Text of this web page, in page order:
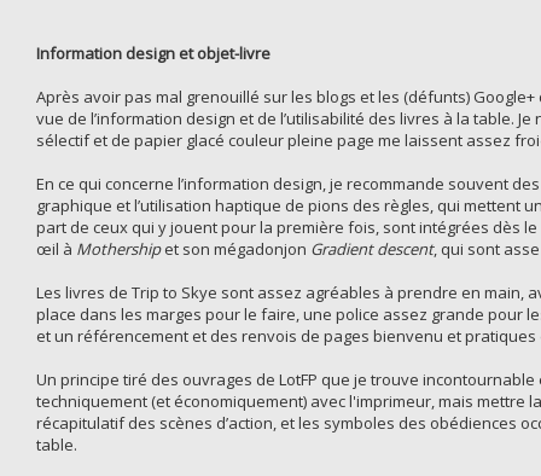
Information design et objet-livre
Après avoir pas mal grenouillé sur les blogs et les (défunts)
vue de l’information design et de l’utilisabilité des livres à la table.
sélectif et de papier glacé couleur pleine page me laissent assez
En ce qui concerne l’information design, je recommande souvent
graphique et l’utilisation haptique de pions des règles, qui mettent
part de ceux qui y jouent pour la première fois, sont intégrées dès
œil à Mothershipet son mégadonjon Gradient descent, qui sont
Les livres de Trip to Skye sont assez agréables à prendre en
place dans les marges pour le faire, une police assez grande pour
et un référencement et des renvois de pages bienvenu et pratiques
Un principe tiré des ouvrages de LotFP que je trouve
techniquement (et économiquement) avec l'imprimeur, mais
récapitulatif des scènes d’action, et les symboles des obédiences
table.